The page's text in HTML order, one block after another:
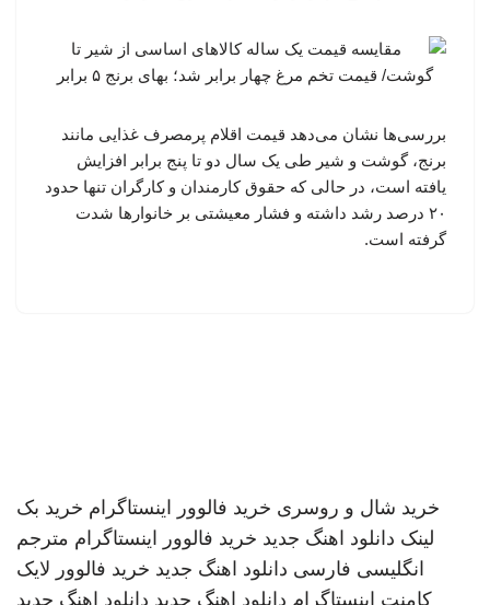
بررسی‌ها نشان می‌دهد قیمت اقلام پرمصرف غذایی مانند
برنج، گوشت و شیر طی یک سال دو تا پنج برابر افزایش
یافته است، در حالی که حقوق کارمندان و کارگران تنها حدود
۲۰ درصد رشد داشته و فشار معیشتی بر خانوارها شدت
گرفته است.
خرید شال و روسری خرید فالوور اینستاگرام خرید بک
لینک دانلود اهنگ جدید خرید فالوور اینستاگرام مترجم
انگلیسی فارسی دانلود اهنگ جدید خرید فالوور لایک
کامنت اینستاگرام دانلود اهنگ جدید دانلود اهنگ جدید